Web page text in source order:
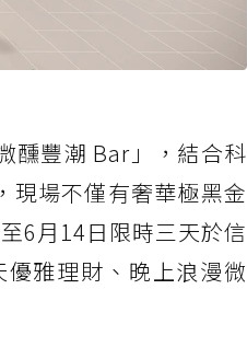
醺豐潮 Bar」，結合科
現場不僅有奢華極黑金
6月14日限時三天於信
雅理財、晚上浪漫微